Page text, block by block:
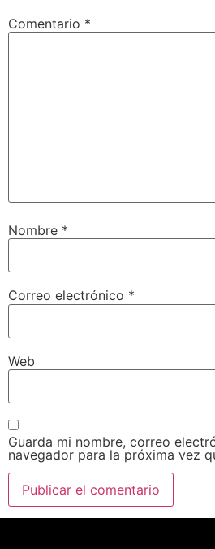
Comentario *
Nombre *
Correo electrónico *
Web
Guarda mi nombre, correo
navegador para la próxima vez